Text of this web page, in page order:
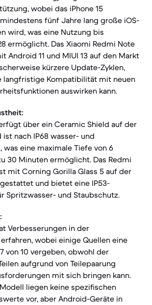
wobei das iPhone 15
fünf Jahre lang große iOS-
wird, was eine Nutzung bis
ermöglicht. Das Xiaomi Redmi Note
Android 11 und MIUI 13 auf den Markt
kürzere Update-Zyklen,
langfristige Kompatibilität mit neuen
auswirken kann.
über ein Ceramic Shield auf der
nach IP68 wasser- und
eine maximale Tiefe von 6
30 Minuten ermöglicht. Das Redmi
mit Corning Gorilla Glass 5 auf der
und bietet eine IP53-
Spritzwasser- und Staubschutz.
Verbesserungen in der
wobei einige Quellen eine
von 10 vergeben, obwohl der
aufgrund von Teilepaarung
mit sich bringen kann.
liegen keine spezifischen
vor, aber Android-Geräte in